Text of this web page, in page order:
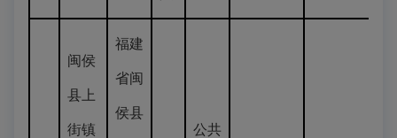
闽侯
县上
街镇
福建
省闽
侯县
公共